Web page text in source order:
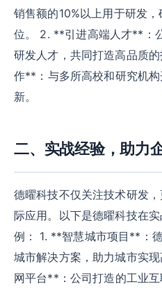
销售额的10%以上用于研发
位。 2. **引进高端人才**：
研发人才，共同打造高品质
作**：与多所高校和研究机
新。
二、实战经验，助力
德曜科技不仅关注技术研发
际应用。以下是德曜科技在
例： 1. **智慧城市项目**：
城市解决方案，助力城市实
网平台**：公司打造的工业